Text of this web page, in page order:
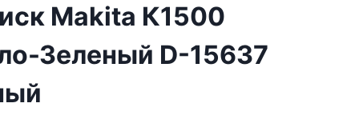
Makita К1500
Зеленый D-15637